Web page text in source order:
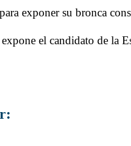
exponer su bronca
el candidato de la